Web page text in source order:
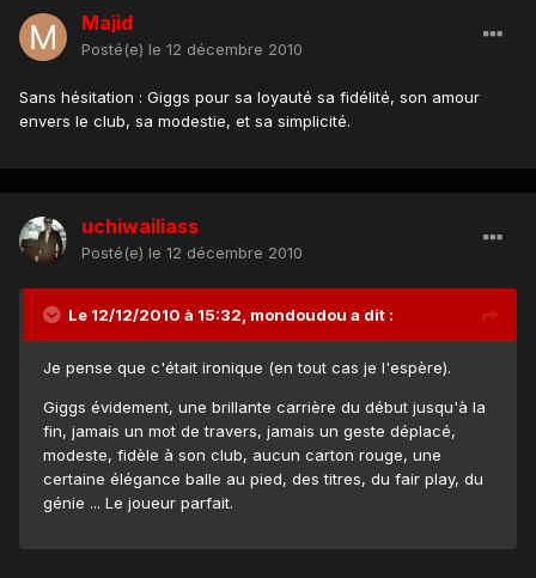
Majid
Posté(e) le 12 décembre 2010
Sans hésitation : Giggs pour sa loyauté sa fidélité, son amour
envers le club, sa modestie, et sa simplicité.
uchiwailiass
Posté(e) le 12 décembre 2010
Le 12/12/2010 à 15:32, mondoudou a dit :
Je pense que c'était ironique (en tout cas je l'espère).
Giggs évidement, une brillante carrière du début jusqu'à la
fin, jamais un mot de travers, jamais un geste déplacé,
modeste, fidèle à son club, aucun carton rouge, une
certaine élégance balle au pied, des titres, du fair play, du
génie ... Le joueur parfait.